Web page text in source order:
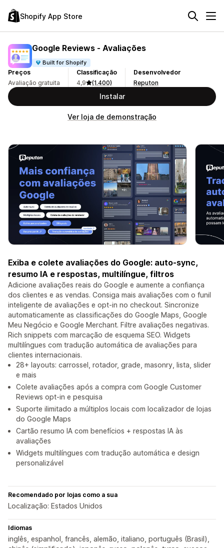
Shopify App Store
Google Reviews ‑ Avaliações
Built for Shopify
Preços
Avaliação gratuita
Classificação
4,9
(1.400)
Desenvolvedor
Reputon
Instalar
Ver loja de demonstração
Exiba e colete avaliações do Google: auto-sync,
resumo IA e respostas, multilíngue, filtros
Adicione avaliações reais do Google e aumente a confiança
dos clientes e as vendas. Consiga mais avaliações com o funil
inteligente de avaliações e opt-in no checkout. Sincronize
automaticamente as classificações do Google Maps, Google
Meu Negócio e Google Merchant. Filtre avaliações negativas.
Rich snippets com marcação de esquema SEO. Widgets
multilíngues com tradução automática de avaliações para
clientes internacionais.
28+ layouts: carrossel, rotador, grade, masonry, lista, slider
e mais
Colete avaliações após a compra com Google Customer
Reviews opt-in e pesquisa
Suporte ilimitado a múltiplos locais com localizador de lojas
do Google Maps
Cartão resumo IA com benefícios + respostas IA às
avaliações
Widgets multilíngues com tradução automática e design
personalizável
Recomendado por lojas como a sua
Localização: Estados Unidos
Idiomas
inglês, espanhol, francês, alemão, italiano, português (Brasil),